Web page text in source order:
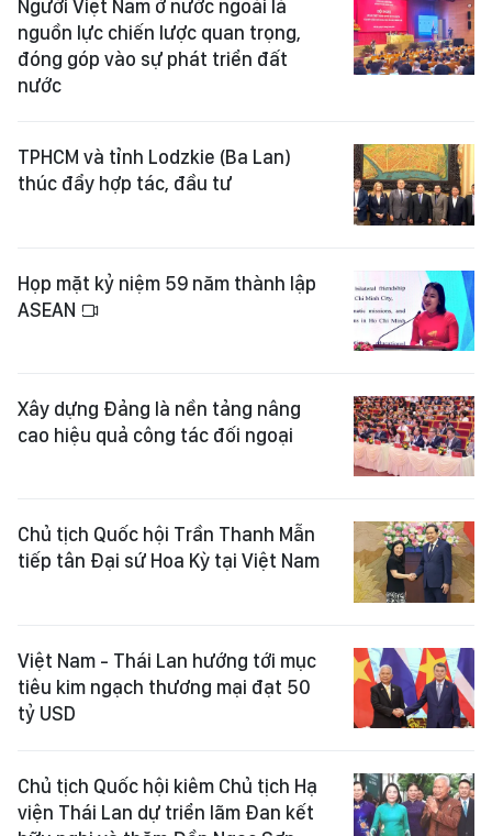
Người Việt Nam ở nước ngoài là
nguồn lực chiến lược quan trọng,
đóng góp vào sự phát triển đất
nước
TPHCM và tỉnh Lodzkie (Ba Lan)
thúc đẩy hợp tác, đầu tư
Họp mặt kỷ niệm 59 năm thành lập
ASEAN
Xây dựng Đảng là nền tảng nâng
cao hiệu quả công tác đối ngoại
Chủ tịch Quốc hội Trần Thanh Mẫn
tiếp tân Đại sứ Hoa Kỳ tại Việt Nam
Việt Nam - Thái Lan hướng tới mục
tiêu kim ngạch thương mại đạt 50
tỷ USD
Chủ tịch Quốc hội kiêm Chủ tịch Hạ
viện Thái Lan dự triển lãm Đan kết